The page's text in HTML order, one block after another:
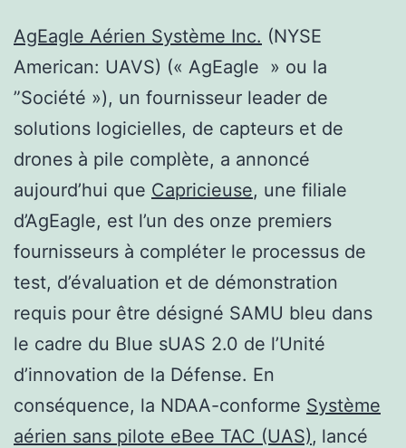
AgEagle Aérien Système Inc. (NYSE
American: UAVS) (« AgEagle » ou la
”Société »), un fournisseur leader de
solutions logicielles, de capteurs et de
drones à pile complète, a annoncé
aujourd’hui que Capricieuse, une filiale
d’AgEagle, est l’un des onze premiers
fournisseurs à compléter le processus de
test, d’évaluation et de démonstration
requis pour être désigné SAMU bleu dans
le cadre du Blue sUAS 2.0 de l’Unité
d’innovation de la Défense. En
conséquence, la NDAA-conforme Système
aérien sans pilote eBee TAC (UAS), lancé